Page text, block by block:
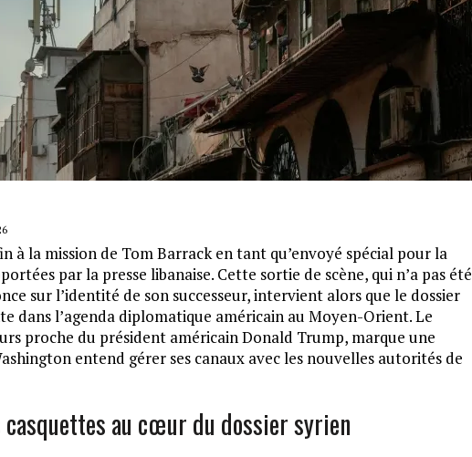
à la mission de Tom Barrack en tant qu’envoyé spécial pour la
par la presse libanaise. Cette sortie de scène, qui n’a pas été
sur l’identité de son successeur, intervient alors que le dossier
dans l’agenda diplomatique américain au Moyen-Orient. Le
proche du président américain Donald Trump, marque une
entend gérer ses canaux avec les nouvelles autorités de
au cœur du dossier syrien